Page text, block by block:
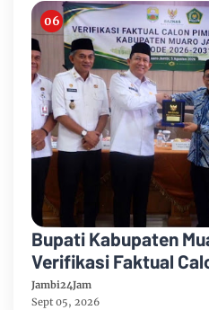
Bupati Kabupaten
Verifikasi Faktual
Tahun 2026-2031
Jambi24Jam
Sept 05, 2026